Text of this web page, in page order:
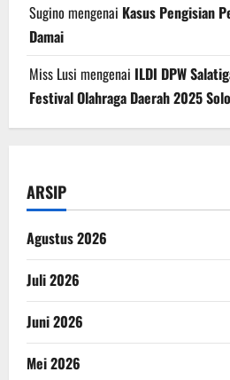
Sugino mengenai Kasus Pengisian
Damai
Miss Lusi mengenai ILDI DPW
Festival Olahraga Daerah 2025 Solo
ARSIP
Agustus 2026
Juli 2026
Juni 2026
Mei 2026